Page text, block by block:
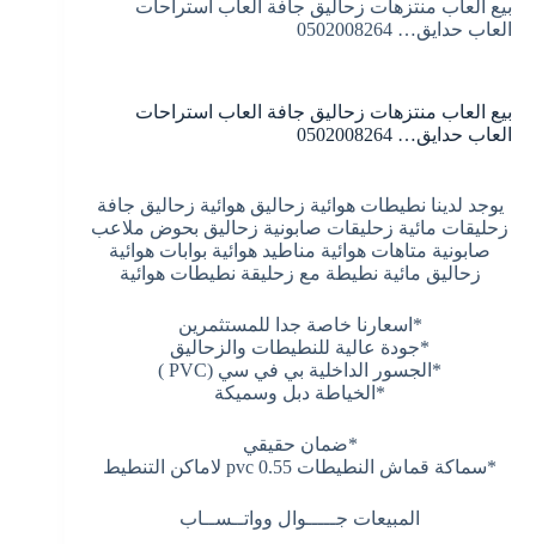
بيع العاب منتزهات زحاليق جافة العاب استراحات
العاب حدايق… 0502008264
بيع العاب منتزهات زحاليق جافة العاب استراحات
العاب حدايق… 0502008264
يوجد لدينا نطيطات هوائية زحاليق هوائية زحاليق جافة
زحليقات مائية زحليقات صابونية زحاليق بحوض ملاعب
صابونية متاهات هوائية مناطيد هوائية بوابات هوائية
زحاليق مائية نطيطة مع زحليقة نطيطات هوائية
*اسعارنا خاصة جدا للمستثمرين
*جودة عالية للنطيطات والزحاليق
*الجسور الداخلية بي في سي (PVC )
*الخياطة دبل وسميكة
*ضمان حقيقي
*سماكة قماش النطيطات 0.55 pvc لاماكن التنطيط
المبيعات جـــــوال وواتــســاب